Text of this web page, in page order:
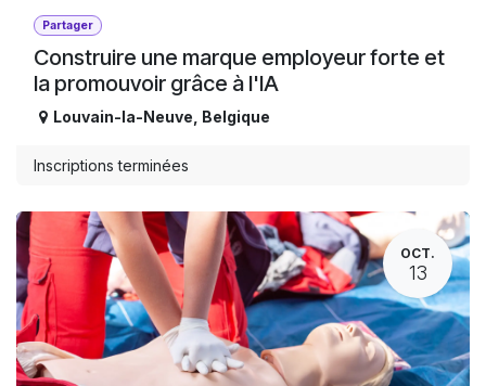
Partager
Construire une marque employeur forte et
la promouvoir grâce à l'IA
Louvain-la-Neuve Belgique
Inscriptions terminées
OCT.
13